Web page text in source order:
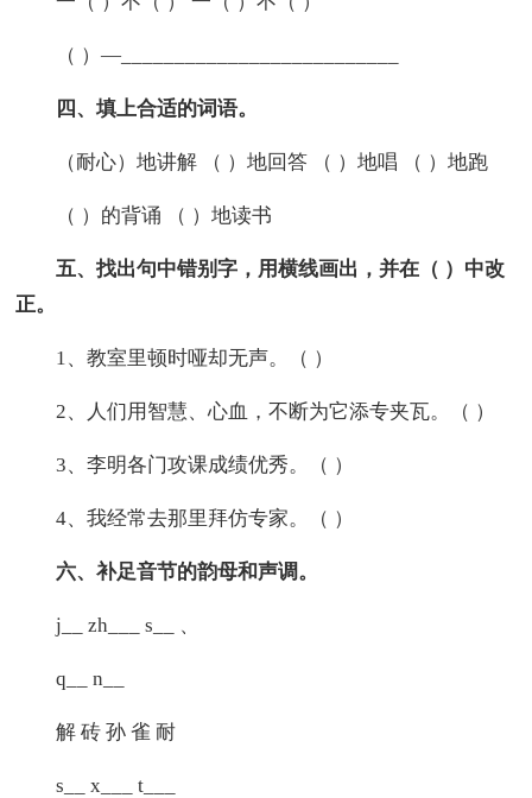
（ ）—__________________________
四、填上合适的词语。
（耐心）地讲解 （ ）地回答 （ ）地唱 （ ）地跑
（ ）的背诵 （ ）地读书
五、找出句中错别字，用横线画出，并在（ ）中改
正。
1、教室里顿时哑却无声。（ ）
2、人们用智慧、心血，不断为它添专夹瓦。（ ）
3、李明各门攻课成绩优秀。（ ）
4、我经常去那里拜仿专家。（ ）
六、补足音节的韵母和声调。
j__ zh___ s__ 、
q__ n__
解 砖 孙 雀 耐
s__ x___ t___